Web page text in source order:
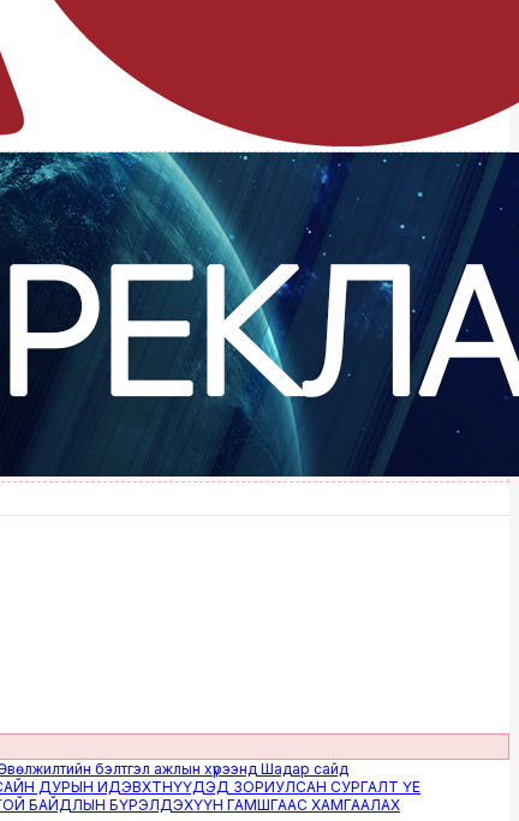
бэлтгэл ажлын хүрээнд Шадар сайд
ИДЭВХТНҮҮДЭД ЗОРИУЛСАН СУРГАЛТ ҮЕ
БҮРЭЛДЭХҮҮН ГАМШГААС ХАМГААЛАХ